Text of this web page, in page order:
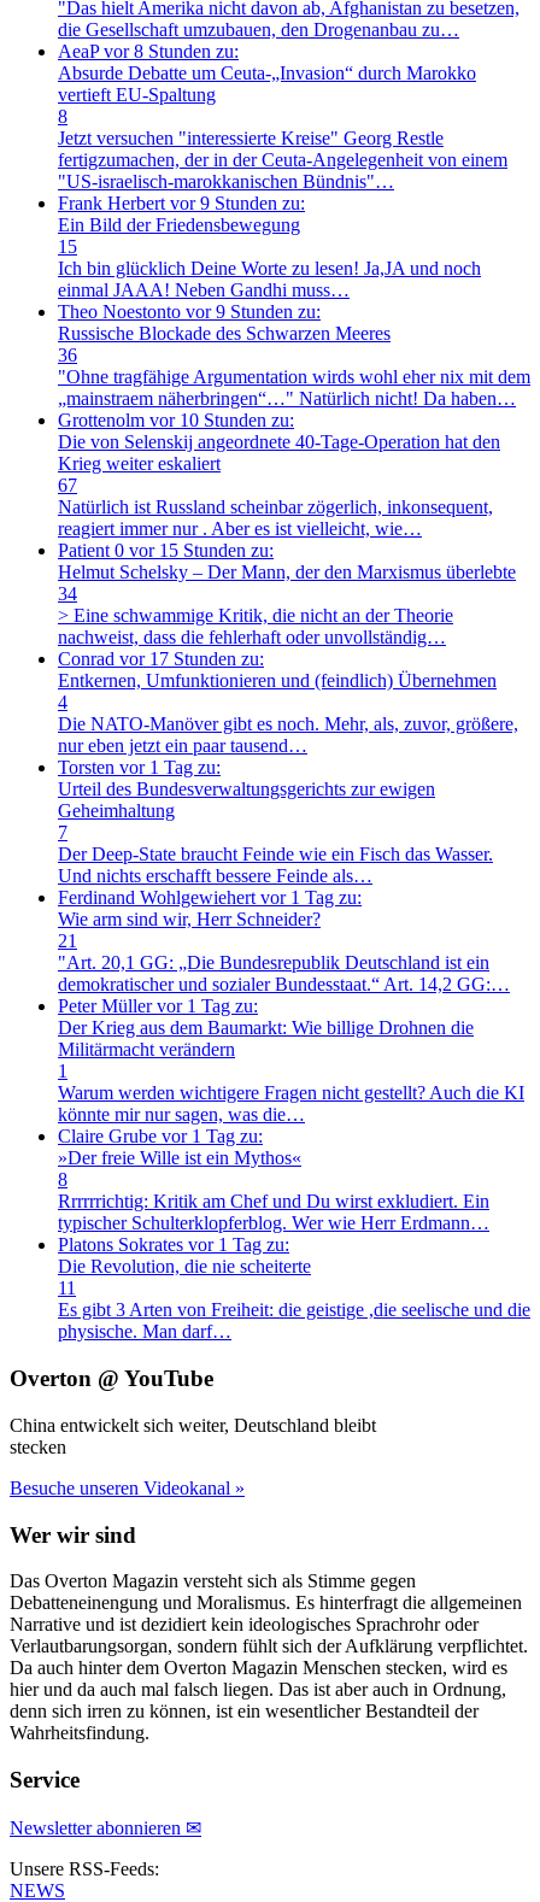
"Das hielt Amerika nicht davon ab, Afghanistan zu besetzen,
die Gesellschaft umzubauen, den Drogenanbau zu…
AeaPvor 8 Stunden zu:
Absurde Debatte um Ceuta-„Invasion“ durch Marokko
vertieft EU-Spaltung
8
Jetzt versuchen "interessierte Kreise" Georg Restle
fertigzumachen, der in der Ceuta-Angelegenheit von einem
"US-israelisch-marokkanischen Bündnis"…
Frank Herbertvor 9 Stunden zu:
Ein Bild der Friedensbewegung
15
Ich bin glücklich Deine Worte zu lesen! Ja,JA und noch
einmal JAAA! Neben Gandhi muss…
Theo Noestonto vor 9 Stunden zu:
Russische Blockade des Schwarzen Meeres
36
"Ohne tragfähige Argumentation wirds wohl eher nix mit dem
„mainstraem näherbringen“…" Natürlich nicht! Da haben…
Grottenolm vor 10 Stunden zu:
Die von Selenskij angeordnete 40-Tage-Operation hat den
Krieg weiter eskaliert
67
Natürlich ist Russland scheinbar zögerlich, inkonsequent,
reagiert immer nur . Aber es ist vielleicht, wie…
Patient 0 vor 15 Stunden zu:
Helmut Schelsky – Der Mann, der den Marxismus überlebte
34
> Eine schwammige Kritik, die nicht an der Theorie
nachweist, dass die fehlerhaft oder unvollständig…
Conrad vor 17 Stunden zu:
Entkernen, Umfunktionieren und (feindlich) Übernehmen
4
Die NATO-Manöver gibt es noch. Mehr, als, zuvor, größere,
nur eben jetzt ein paar tausend…
Torsten vor 1 Tag zu:
Urteil des Bundesverwaltungsgerichts zur ewigen
Geheimhaltung
7
Der Deep-State braucht Feinde wie ein Fisch das Wasser.
Und nichts erschafft bessere Feinde als…
Ferdinand Wohlgewiehertvor 1 Tag zu:
Wie arm sind wir, Herr Schneider?
21
"Art. 20,1 GG: „Die Bundesrepublik Deutschland ist ein
demokratischer und sozialer Bundesstaat.“ Art. 14,2 GG:…
Peter Müllervor 1 Tag zu:
Der Krieg aus dem Baumarkt: Wie billige Drohnen die
Militärmacht verändern
1
Warum werden wichtigere Fragen nicht gestellt? Auch die KI
könnte mir nur sagen, was die…
Claire Grube vor 1 Tag zu:
»Der freie Wille ist ein Mythos«
8
Rrrrrrichtig: Kritik am Chef und Du wirst exkludiert. Ein
typischer Schulterklopferblog. Wer wie Herr Erdmann…
Platons Sokrates vor 1 Tag zu:
Die Revolution, die nie scheiterte
11
Es gibt 3 Arten von Freiheit: die geistige ,die seelische und die
physische. Man darf…
Overton @ YouTube
China entwickelt sich weiter, Deutschland bleibt
stecken
Besuche unseren Videokanal »
Wer wir sind
Das Overton Magazin versteht sich als Stimme gegen
Debatteneinengung und Moralismus. Es hinterfragt die allgemeinen
Narrative und ist dezidiert kein ideologisches Sprachrohr oder
Verlautbarungsorgan, sondern fühlt sich der Aufklärung verpflichtet.
Da auch hinter dem Overton Magazin Menschen stecken, wird es
hier und da auch mal falsch liegen. Das ist aber auch in Ordnung,
denn sich irren zu können, ist ein wesentlicher Bestandteil der
Wahrheitsfindung.
Service
Newsletter abonnieren ✉
Unsere RSS-Feeds:
NEWS